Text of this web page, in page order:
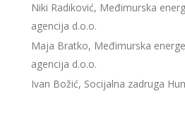
Niki Radiković, Međimurska
agencija d.o.o.
Maja Bratko, Međimurska
agencija d.o.o.
Ivan Božić, Socijalna zadruga